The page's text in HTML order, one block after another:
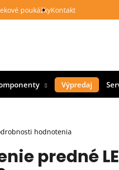
poukážkyKontakt
Výpredaj
hodnotenia
predné